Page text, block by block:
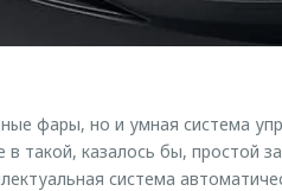
фары, но и умная система
такой, казалось бы, простой
система